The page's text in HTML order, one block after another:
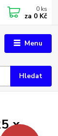
Menu
Hledat
0 ks
za 0 Kč
x